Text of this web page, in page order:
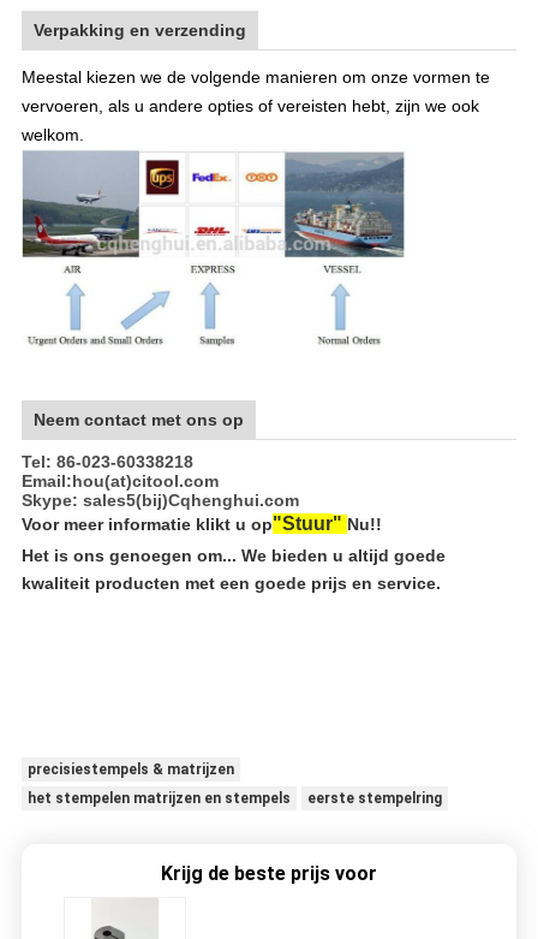
Verpakking en verzending
Meestal kiezen we de volgende manieren om onze vormen te
vervoeren, als u andere opties of vereisten hebt, zijn we ook
welkom.
Neem contact met ons op
Tel: 86-023-60338218
Email:hou(at)citool.com
Skype: sales5(bij)Cqhenghui.com
Voor meer informatie klikt u op"Stuur" Nu!!
Het is ons genoegen om... We bieden u altijd goede
kwaliteit producten met een goede prijs en service.
precisiestempels & matrijzen
het stempelen matrijzen en stempels
eerste stempelring
Krijg de beste prijs voor